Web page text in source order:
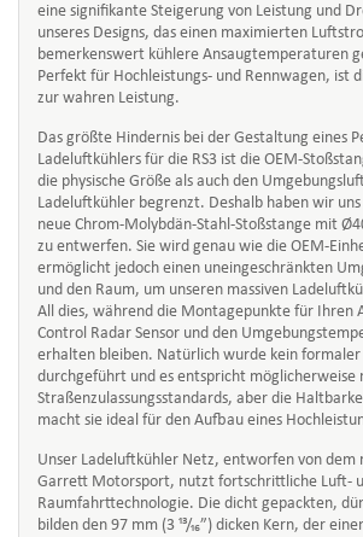
eine signifikante Steigerung von Leistung und
unseres Designs, das einen maximierten
bemerkenswert kühlere Ansaugtemperaturen
Perfekt für Hochleistungs- und Rennwagen, ist
zur wahren Leistung.
Das größte Hindernis bei der Gestaltung eines
Ladeluftkühlers für die RS3 ist die OEM-
die physische Größe als auch den
Ladeluftkühler begrenzt. Deshalb haben wir
neue Chrom-Molybdän-Stahl-Stoßstange mit
zu entwerfen. Sie wird genau wie die OEM-
ermöglicht jedoch einen uneingeschränkten
und den Raum, um unseren massiven
All dies, während die Montagepunkte für Ihren
Control Radar Sensor und den
erhalten bleiben. Natürlich wurde kein formaler
durchgeführt und es entspricht möglicherweise
Straßenzulassungsstandards, aber die
macht sie ideal für den Aufbau eines
Unser Ladeluftkühler Netz, entworfen von
Garrett Motorsport, nutzt fortschrittliche Luft-
Raumfahrttechnologie. Die dicht gepackten,
bilden den 97 mm (3 ¹³/₁₆”) dicken Kern, der